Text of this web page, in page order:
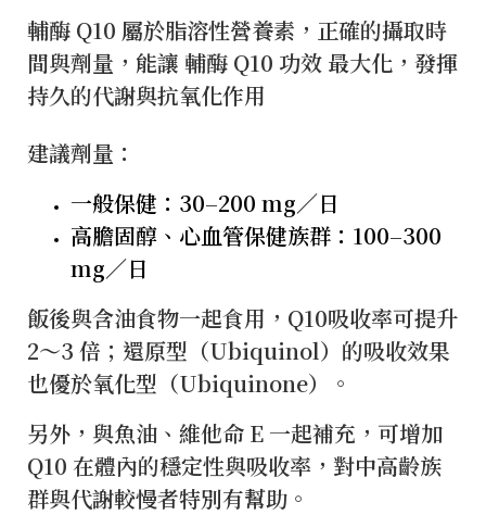
輔酶 Q10 屬於脂溶性營養素，正確的攝取時
間與劑量，能讓 輔酶 Q10 功效 最大化，發揮
持久的代謝與抗氧化作用
建議劑量：
一般保健：30–200 mg／日
高膽固醇、心血管保健族群：100–300
mg／日
飯後與含油食物一起食用，Q10吸收率可提升
2～3 倍；還原型（Ubiquinol）的吸收效果
也優於氧化型（Ubiquinone）。
另外，與魚油、維他命 E 一起補充，可增加
Q10 在體內的穩定性與吸收率，對中高齡族
群與代謝較慢者特別有幫助。